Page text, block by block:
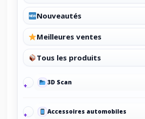
Nouveautés
Meilleures ventes
Tous les produits
3D Scan
Accessoires automobiles